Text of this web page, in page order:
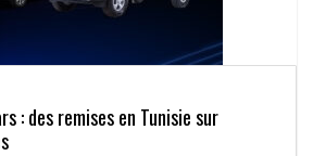
: des remises en Tunisie sur